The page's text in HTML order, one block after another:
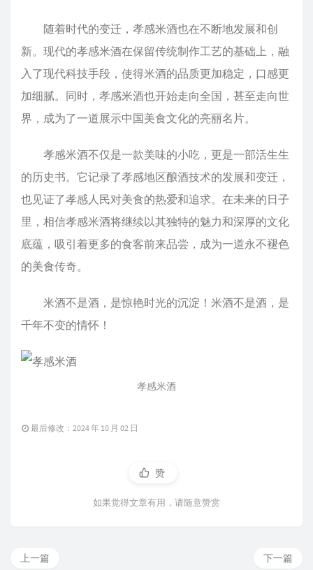
随着时代的变迁，孝感米酒也在不断地发展和创
新。现代的孝感米酒在保留传统制作工艺的基础上，融
入了现代科技手段，使得米酒的品质更加稳定，口感更
加细腻。同时，孝感米酒也开始走向全国，甚至走向世
界，成为了一道展示中国美食文化的亮丽名片。
孝感米酒不仅是一款美味的小吃，更是一部活生生
的历史书。它记录了孝感地区酿酒技术的发展和变迁，
也见证了孝感人民对美食的热爱和追求。在未来的日子
里，相信孝感米酒将继续以其独特的魅力和深厚的文化
底蕴，吸引着更多的食客前来品尝，成为一道永不褪色
的美食传奇。
米酒不是酒，是惊艳时光的沉淀！米酒不是酒，是
千年不变的情怀！
孝感米酒
最后修改：2024 年 10 月 02 日
赞
如果觉得文章有用，请随意赞赏
下一篇
上一篇